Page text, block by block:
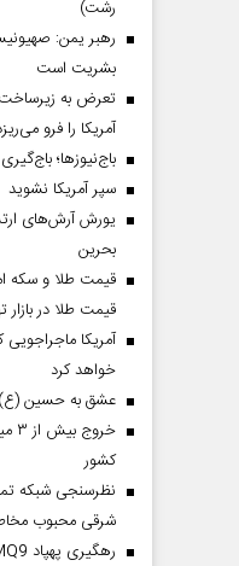
رشت)
رهبر یمن:
بشریت است
تعرض به
آمریکا را فرو
باج‌نیوزها؛
سپر آمریکا نشوید
یورش آرش‌های
بحرین
قیمت طلا در بازار
آمریکا
خواهد کرد
عشق به حسین (ع)
کشور
نظرسنجی شبکه
شرقی محبوب
رهگیری پهپاد MQ9 بر فراز تنگه هرمز